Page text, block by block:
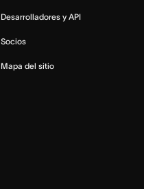
Desarrolladores y API
Socios
Mapa del sitio